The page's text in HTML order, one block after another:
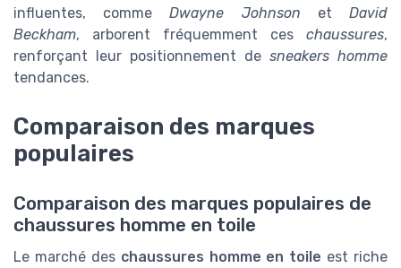
influentes, commeDwayne Johnson etDavid
Beckham, arborent fréquemment ces chaussures,
renforçant leur positionnement de sneakers homme
tendances.
Comparaison des marques
populaires
Comparaison des marques populaires de
chaussures homme en toile
Le marché des chaussures homme en toile est riche